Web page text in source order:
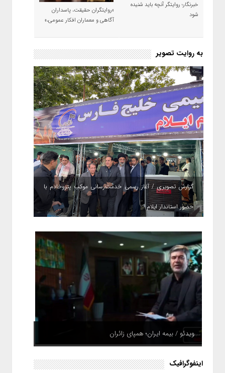
خبرنگار؛ روایتگر آنچه باید شنیده
شود
«روایتگران حقیقت، پاسداران
آگاهی و معماران افکار عمومی،»
به روایت تصویر
گزارش تصویری / آغاز رسمی خدمت‌رسانی موکب پتروخادم با
حضور استاندار ایلام
ویدئو / بیمه ایران؛ همپای زائران
اینفوگرافیک